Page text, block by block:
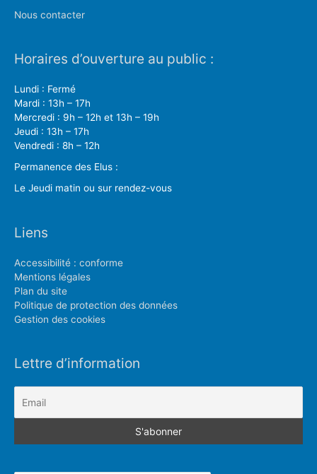
Nous contacter
Horaires d’ouverture au public :
Lundi : Fermé
Mardi : 13h – 17h
Mercredi : 9h – 12h et 13h – 19h
Jeudi : 13h – 17h
Vendredi : 8h – 12h
Permanence des Elus :
Le Jeudi matin ou sur rendez-vous
Liens
Accessibilité : conforme
Mentions légales
Plan du site
Politique de protection des données
Gestion des cookies
Lettre d’information